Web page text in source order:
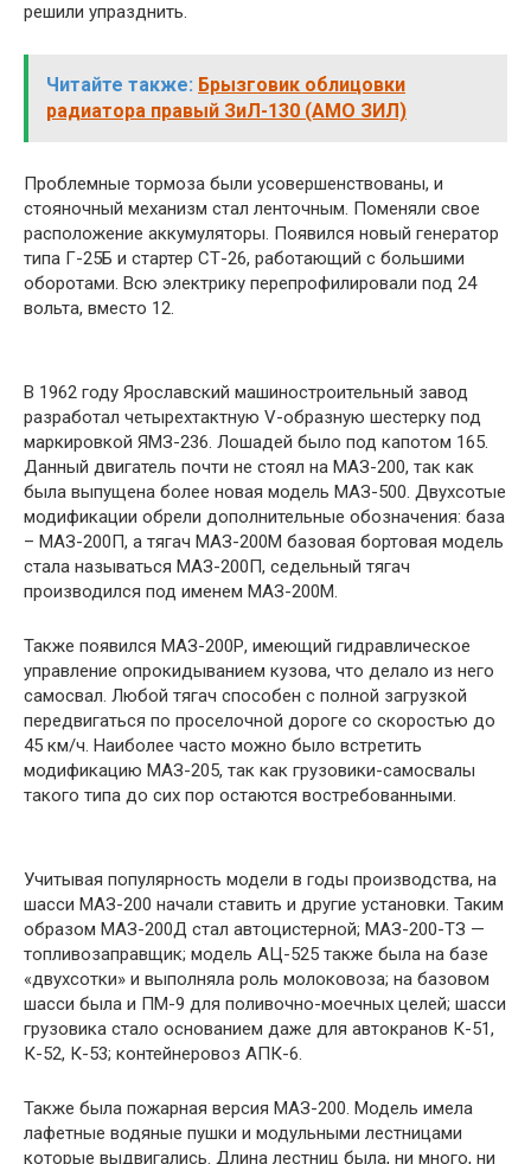
решили упразднить.
Читайте также: Брызговик облицовки
радиатора правый ЗиЛ-130 (АМО ЗИЛ)
Проблемные тормоза были усовершенствованы, и
стояночный механизм стал ленточным. Поменяли свое
расположение аккумуляторы. Появился новый генератор
типа Г-25Б и стартер СТ-26, работающий с большими
оборотами. Всю электрику перепрофилировали под 24
вольта, вместо 12.
В 1962 году Ярославский машиностроительный завод
разработал четырехтактную V-образную шестерку под
маркировкой ЯМЗ-236. Лошадей было под капотом 165.
Данный двигатель почти не стоял на МАЗ-200, так как
была выпущена более новая модель МАЗ-500. Двухсотые
модификации обрели дополнительные обозначения: база
– МАЗ-200П, а тягач МАЗ-200М базовая бортовая модель
стала называться МАЗ-200П, седельный тягач
производился под именем МАЗ-200М.
Также появился МАЗ-200Р, имеющий гидравлическое
управление опрокидыванием кузова, что делало из него
самосвал. Любой тягач способен с полной загрузкой
передвигаться по проселочной дороге со скоростью до
45 км/ч. Наиболее часто можно было встретить
модификацию МАЗ-205, так как грузовики-самосвалы
такого типа до сих пор остаются востребованными.
Учитывая популярность модели в годы производства, на
шасси МАЗ-200 начали ставить и другие установки. Таким
образом МАЗ-200Д стал автоцистерной; МАЗ-200-ТЗ —
топливозаправщик; модель АЦ-525 также была на базе
«двухсотки» и выполняла роль молоковоза; на базовом
шасси была и ПМ-9 для поливочно-моечных целей; шасси
грузовика стало основанием даже для автокранов К-51,
К-52, К-53; контейнеровоз АПК-6.
Также была пожарная версия МАЗ-200. Модель имела
лафетные водяные пушки и модульными лестницами
которые выдвигались. Длина лестниц была, ни много, ни